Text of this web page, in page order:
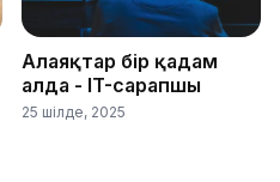
Алаяқтар бір қадам
алда - IT-сарапшы
25 шілде, 2025